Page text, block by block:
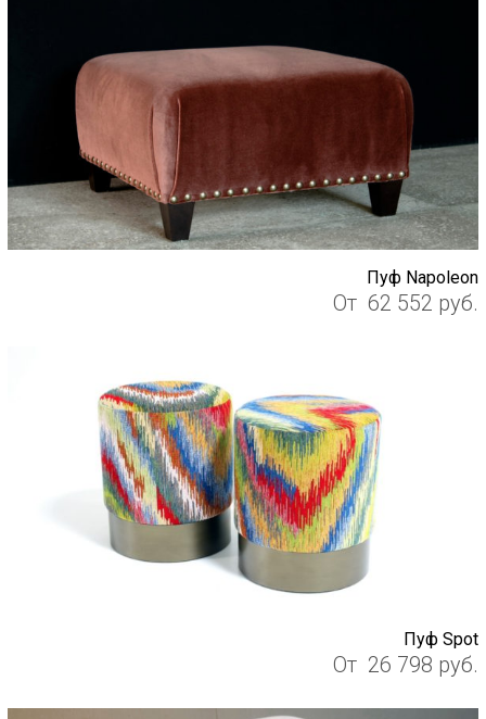
Пуф Napoleon
От 62 552 руб.
Пуф Spot
От 26 798 руб.